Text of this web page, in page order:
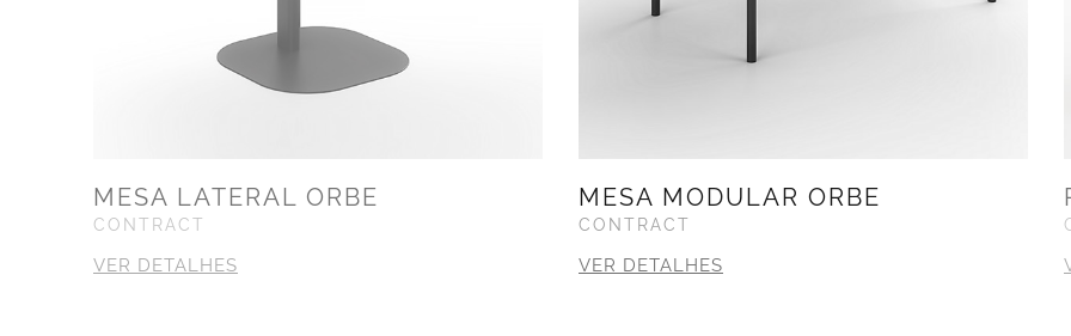
MESA LATERAL ORBE
CONTRACT
VER DETALHES
MESA MODULAR ORBE
CONTRACT
VER DETALHES